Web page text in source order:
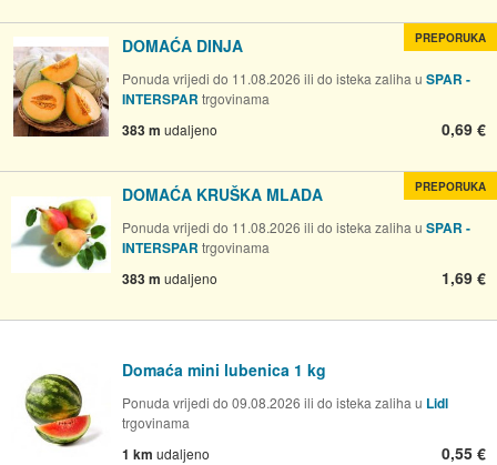
DOMAĆA DINJA
Ponuda vrijedi do 11.08.2026 ili do isteka zaliha u SPAR -
INTERSPAR trgovinama
383 m udaljeno 0,69 €
PREPORUKA
DOMAĆA KRUŠKA MLADA
Ponuda vrijedi do 11.08.2026 ili do isteka zaliha u SPAR -
INTERSPAR trgovinama
383 m udaljeno 1,69 €
PREPORUKA
Domaća mini lubenica 1 kg
Ponuda vrijedi do 09.08.2026 ili do isteka zaliha u Lidl
trgovinama
1 km udaljeno 0,55 €